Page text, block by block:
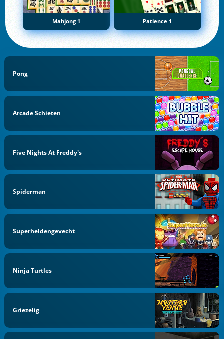
Mahjong 1 Patience 1
Pong
Arcade Schieten
Five Nights At Freddy's
Spiderman
Superheldengevecht
Ninja Turtles
Griezelig